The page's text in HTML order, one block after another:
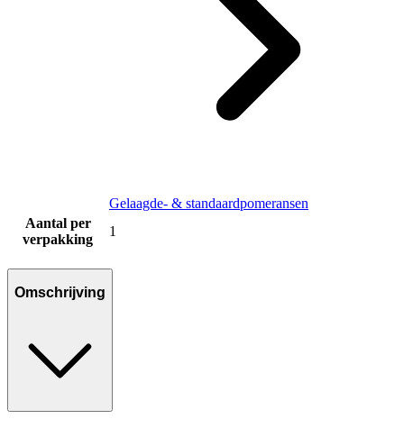
Gelaagde- & standaardpomeransen
Aantal per
verpakking
1
Omschrijving